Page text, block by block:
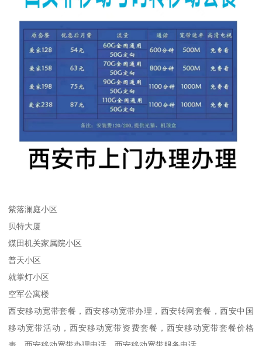
紫落澜庭小区
贝特大厦
煤田机关家属院小区
普天小区
就掌灯小区
空军公寓楼
西安移动宽带套餐，西安移动宽带办理，西安转网套餐，西安中国
移动宽带活动，西安移动宽带资费套餐，西安移动宽带套餐价格